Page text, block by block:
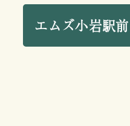
エムズ小岩駅